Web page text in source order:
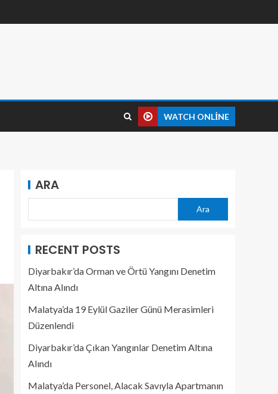
WATCH ONLINE
ARA
Ara
RECENT POSTS
Diyarbakır’da Orman ve Örtü Yangını Denetim
Altına Alındı
Malatya’da 19 Eylül Gaziler Günü Merasimleri
Düzenlendi
Diyarbakır’da Çıkan Yangınlar Denetim Altına
Alındı
Malatya’da Personel, Alacak Savıyla Apartmanın